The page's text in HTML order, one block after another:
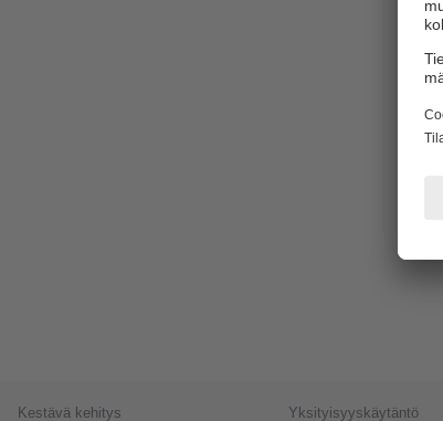
Kestävä kehitys Yksityisyyskäytäntö